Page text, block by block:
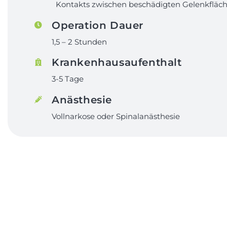
Kontakts zwischen beschädigten
Operation Dauer
1,5 – 2 Stunden
Krankenhausaufenthalt
3-5 Tage
Anästhesie
Vollnarkose oder Spinalanästhesie